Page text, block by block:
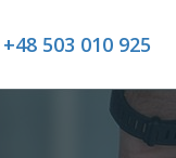
+48 503 010 925